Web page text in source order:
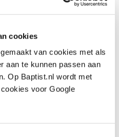
cookies
van cookies met als
aan te kunnen passen aan
Op Baptist.nl wordt met
voor Google
graden voor mini
32969
btw